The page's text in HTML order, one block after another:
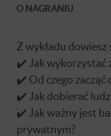
O NAGRANIU
Z wykładu dowiesz
✔️ Jak wykorzystać
✔️ Od czego zacząć
✔️ Jak dobierać
✔️ Jak ważny jest
prywatnym?